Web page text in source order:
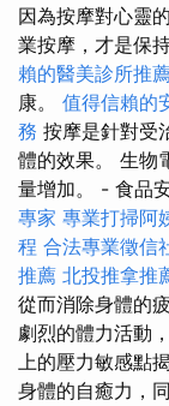
因為按摩對心靈
業按摩，才是保
賴的醫美診所推
康。 值得信賴的
務 按摩是針對受
體的效果。 生物
量增加。 - 食品
專家 專業打掃阿
程 合法專業徵信
推薦 北投推拿推
從而消除身體的
劇烈的體力活動
上的壓力敏感點
身體的自癒力，